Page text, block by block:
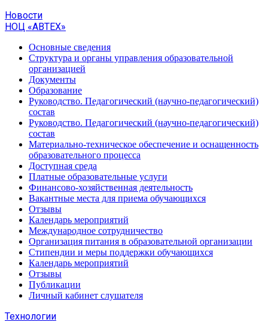
Новости
НОЦ «АВТЕХ»
Основные сведения
Структура и органы управления образовательной
организацией
Документы
Образование
Руководство. Педагогический (научно-педагогический)
состав
Руководство. Педагогический (научно-педагогический)
состав
Материально-техническое обеспечение и оснащенность
образовательного процесса
Доступная среда
Платные образовательные услуги
Финансово-хозяйственная деятельность
Вакантные места для приема обучающихся
Отзывы
Календарь мероприятий
Международное сотрудничество
Организация питания в образовательной организации
Стипендии и меры поддержки обучающихся
Календарь мероприятий
Отзывы
Публикации
Личный кабинет слушателя
Технологии